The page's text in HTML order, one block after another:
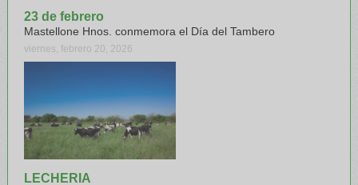
23 de febrero
Mastellone Hnos. conmemora el Día del Tambero
viernes, febrero 20, 2026
LECHERIA